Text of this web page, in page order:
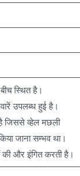
स्थित है।
उपलब्ध हुई है।
जिससे व्हेल मछली
जाना सम्भव था।
की और इंगित करती है।